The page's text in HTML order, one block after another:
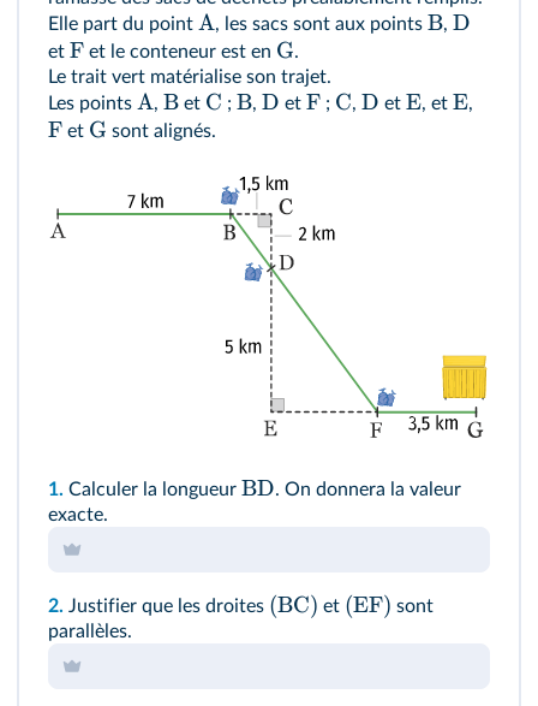
Elle part du point A, les sacs sont aux points B, D
et F et le conteneur est en G.
Le trait vert matérialise son trajet.
Les points A, B et C ; B, D et F ; C, D et E, et E,
F et G sont alignés.
1. Calculer la longueur BD. On donnera la valeur
exacte.
2. Justifier que les droites (BC) et (EF) sont
parallèles.